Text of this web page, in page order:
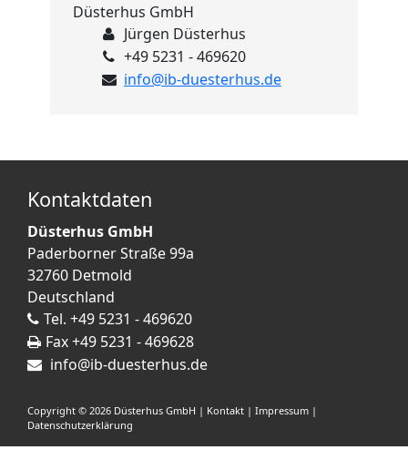
Düsterhus GmbH
Jürgen Düsterhus
+49 5231 - 469620
info@ib-duesterhus.de
Kontaktdaten
Düsterhus GmbH
Paderborner Straße 99a
32760 Detmold
Deutschland
Tel. +49 5231 - 469620
Fax+49 5231 - 469628
info@ib-duesterhus.de
Copyright © 2026 Düsterhus GmbH | Kontakt | Impressum |
Datenschutzerklärung